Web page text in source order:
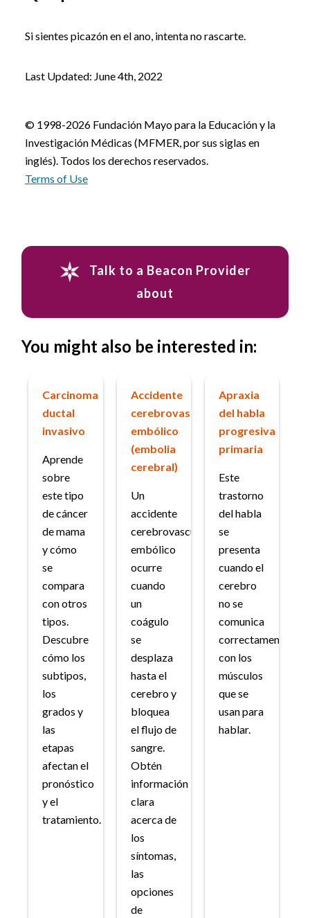
Si sientes picazón en el ano, intenta no rascarte.
Last Updated: June 4th, 2022
© 1998-2026 Fundación Mayo para la Educación y la
Investigación Médicas (MFMER, por sus siglas en
inglés). Todos los derechos reservados.
Terms of Use
Talk to a Beacon Provider
about
You might also be interested in:
Carcinoma
ductal
invasivo
Aprende
sobre
este tipo
de cáncer
de mama
y cómo
se
compara
con otros
tipos.
Descubre
cómo los
subtipos,
los
grados y
las
etapas
afectan el
pronóstico
y el
tratamiento.
Accidente
cerebrovascular
embólico
(embolia
cerebral)
Un
accidente
cerebrovascular
embólico
ocurre
cuando
un
coágulo
se
desplaza
hasta el
cerebro y
bloquea
el flujo de
sangre.
Obtén
información
clara
acerca de
los
síntomas,
las
opciones
de
Apraxia
del habla
progresiva
primaria
Este
trastorno
del habla
se
presenta
cuando el
cerebro
no se
comunica
correctamente
con los
músculos
que se
usan para
hablar.